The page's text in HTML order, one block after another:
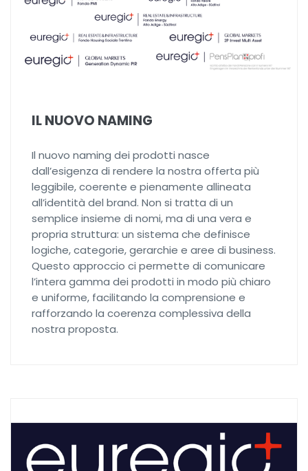
IL NUOVO NAMING
Il nuovo naming dei prodotti nasce
dall’esigenza di rendere la nostra offerta più
leggibile, coerente e pienamente allineata
all’identità del brand. Non si tratta di un
semplice insieme di nomi, ma di una vera e
propria struttura: un sistema che definisce
logiche, categorie, gerarchie e aree di business.
Questo approccio ci permette di comunicare
l’intera gamma dei prodotti in modo più chiaro
e uniforme, facilitando la comprensione e
rafforzando la coerenza complessiva della
nostra proposta.